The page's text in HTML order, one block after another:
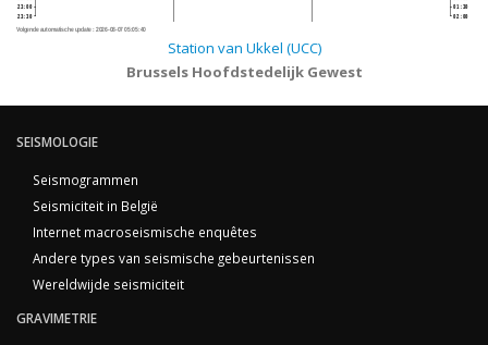
23:00
23:30
01:30
02:00
Volgende automatische update : 2026-08-07 05:05:40
Station van Ukkel (UCC)
Brussels Hoofdstedelijk Gewest
SEISMOLOGIE
Seismogrammen
Seismiciteit in België
Internet macroseismische enquêtes
Andere types van seismische gebeurtenissen
Wereldwijde seismiciteit
GRAVIMETRIE